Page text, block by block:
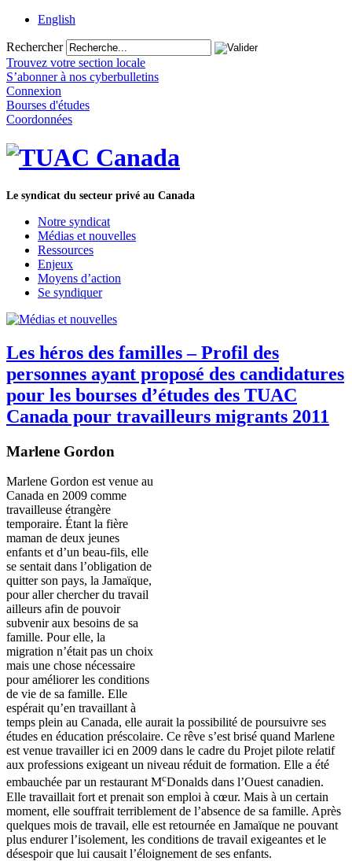
English
Rechercher
Trouvez votre section locale
S’abonner à nos cyberbulletins
Connexion
Bourses d'études
Coordonnées
Le syndicat du secteur privé au Canada
Notre syndicat
Médias et nouvelles
Ressources
Enjeux
Moyens d’action
Se syndiquer
Les héros des familles – Profil des
personnes ayant proposé des candidatures
pour les bourses d’études des TUAC
Canada pour travailleurs migrants 2011
Marlene Gordon
Marlene Gordon estvenue au
Canada en 2009 comme
travailleuse étrangère
temporaire. Étantla fière
maman de deux jeunes
enfants etd’un beau-fils, elle
se sentait dans l’obligation de
quitter son pays, la Jamaïque,
pouraller chercherdu travail
ailleurs afin de pouvoir
subveniraux besoins de sa
famille. Pourelle, la
migration n’étaitpas un choix
mais une chose nécessaire
pouraméliorerles conditions
de vie de sa famille. Elle
espérait qu’en travaillant à
temps plein au Canada, elle auraitla possibilité de poursuivre ses
études en éducation préscolaire. Ce rêve s’est brisé quand Marlene
estvenue travailler ici en 2009 dans le cadre du Projet pilote relatif
aux professions exigeantun niveau réduitde formation. Elle a été
embauchée par un restaurant McDonalds dans l’Ouest canadien.
Elle travaillait fort et prenait son emploi à cœur. Mais à un certain
moment, elle souffrait terriblement de l’absence de sa famille. Après
quelques mois de travail, elle est retournée en Jamaïque ne pouvant
plus endurer l’isolement, les conditions de travail exigeantes et le
désespoir que lui causait l’éloignement de ses enfants.